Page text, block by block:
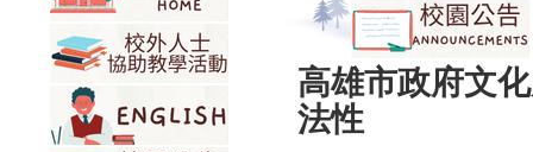
高雄市政府文
法性